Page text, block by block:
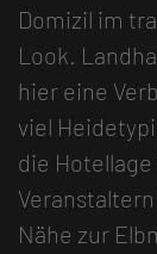
Domizil im
Look.
hier eine
viel
die
Nähe zur